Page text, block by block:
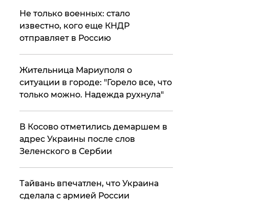
Не только военных: стало
известно, кого еще КНДР
отправляет в Россию
Жительница Мариуполя о
ситуации в городе: "Горело все, что
только можно. Надежда рухнула"
В Косово отметились демаршем в
адрес Украины после слов
Зеленского в Сербии
Тайвань впечатлен, что Украина
сделала с армией России